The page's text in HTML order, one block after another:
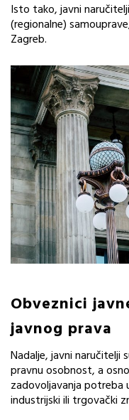
Isto tako, javni
(regionalne)
Zagreb.
Obveznici
javnog prava
Nadalje, javni naručitelji
pravnu osobnost, a
zadovoljavanja potreba
industrijski ili trgovački